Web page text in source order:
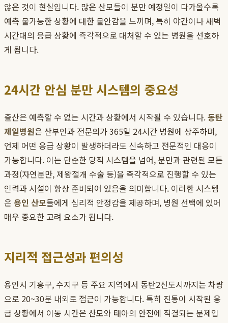
않은 것이 현실입니다. 많은 산모들이 분만 예정일이 다가올수록
예측 불가능한 상황에 대한 불안감을 느끼며, 특히 야간이나 새벽
시간대의 응급 상황에 즉각적으로 대처할 수 있는 병원을 선호하
게 됩니다.
24시간 안심 분만 시스템의 중요성
출산은 예측할 수 없는 시간과 상황에서 시작될 수 있습니다.동탄
제일병원은 산부인과 전문의가 365일 24시간 병원에 상주하며,
언제 어떤 응급 상황이 발생하더라도 신속하고 전문적인 대응이
가능합니다. 이는 단순한 당직 시스템을 넘어, 분만과 관련된 모든
과정(자연분만, 제왕절개 수술 등)을 즉각적으로 진행할 수 있는
인력과 시설이 항상 준비되어 있음을 의미합니다. 이러한 시스템
은 용인 산모들에게 심리적 안정감을 제공하며, 병원 선택에 있어
매우 중요한 고려 요소가 됩니다.
지리적 접근성과 편의성
용인시 기흥구, 수지구 등 주요 지역에서 동탄2신도시까지는 차량
으로 20~30분 내외로 접근이 가능합니다. 특히 진통이 시작된 응
급 상황에서 이동 시간은 산모와 태아의 안전에 직결되는 문제입